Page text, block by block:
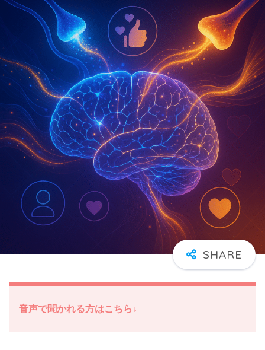
音声で聞かれる方はこちら↓